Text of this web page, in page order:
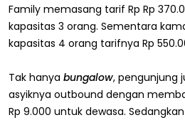
Family memasang tarif Rp Rp
kapasitas 3 orang. Sementara
kapasitas 4 orang tarifnya Rp
Tak hanya bungalow, pengunjung
asyiknya outbound dengan
Rp 9.000 untuk dewasa.